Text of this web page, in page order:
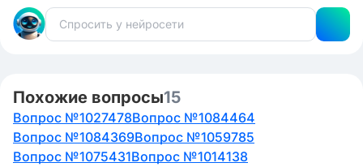
Похожие вопросы15
Вопрос №1027478Вопрос №1084464
Вопрос №1084369Вопрос №1059785
Вопрос №1075431Вопрос №1014138